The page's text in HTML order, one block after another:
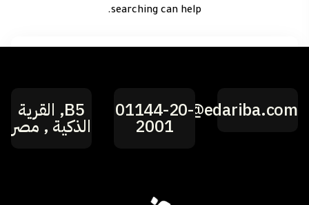
searching can help.
hi@edariba.com
01144-20-
2001
B5, القرية
الذكية , مصر